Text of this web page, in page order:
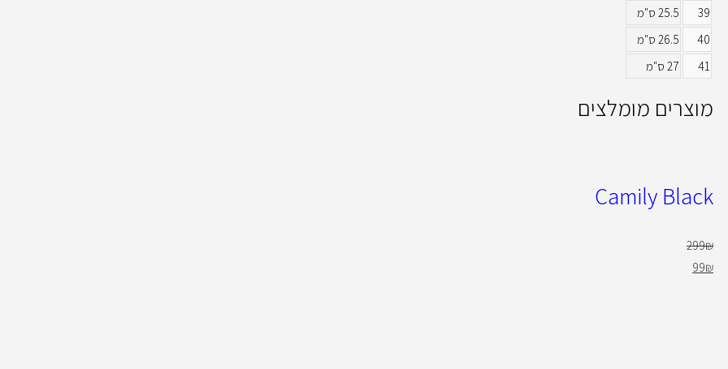
39
25.5 ס"מ
40
26.5 ס"מ
41
27 ס"מ
מוצרים מומלצים
Camily Black
299₪
99₪